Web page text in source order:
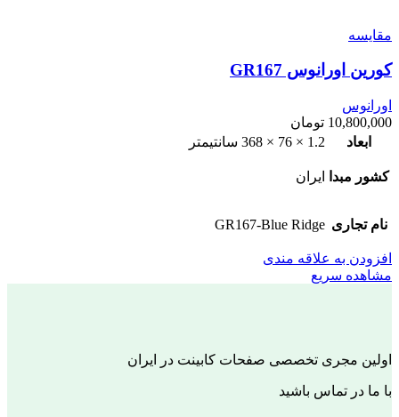
مقایسه
کورین اورانوس GR167
اورانوس
10,800,000 تومان
ابعاد
1.2 × 76 × 368 سانتیمتر
کشور مبدا ایران
نام تجاری GR167-Blue Ridge
افزودن به علاقه مندی
مشاهده سریع
اولین مجری تخصصی صفحات کابینت در ایران
با ما در تماس باشید